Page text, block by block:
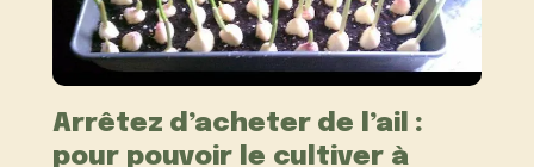
Arrêtez d’acheter de l’ail :
pour pouvoir le cultiver à